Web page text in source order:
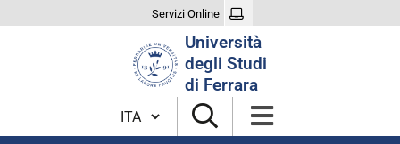
Servizi Online
Università
degli Studi
di Ferrara
Cambia lingua